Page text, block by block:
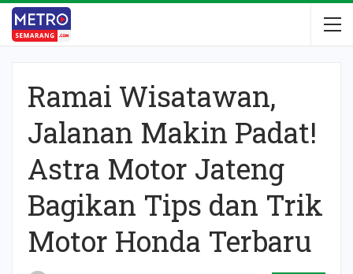
Ramai Wisatawan,
Jalanan Makin Padat!
Astra Motor Jateng
Bagikan Tips dan Trik
Motor Honda Terbaru